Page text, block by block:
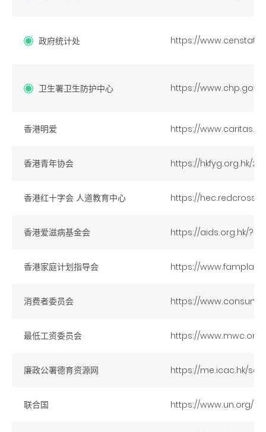
政府统计处 https://
卫生署卫生防护中心 https://
香港明爱 https://
香港青年协会 https://hkfyg.org.hk/zh/
香港红十字会 人道教育中心 https://
香港爱滋病基金会 https://aids.org.hk/
香港家庭计划指导会 https://
消费者委员会 https://
最低工资委员会 https://
廉政公署德育资源网 https://me.icac.hk/sc/
联合国 https://www.un.org/zh